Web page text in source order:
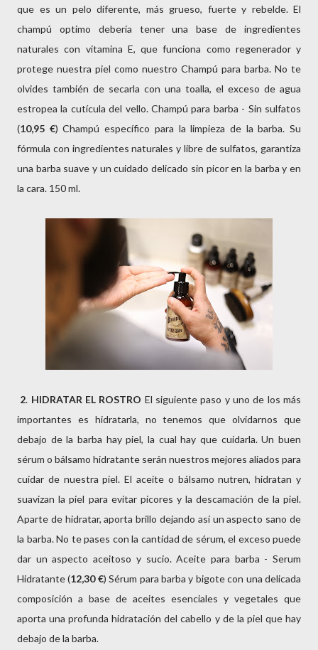
que es un pelo diferente, más grueso, fuerte y rebelde. El
champú optimo debería tener una base de ingredientes
naturales con vitamina E, que funciona como regenerador y
protege nuestra piel como nuestro Champú para barba. No te
olvides también de secarla con una toalla, el exceso de agua
estropea la cutícula del vello. Champú para barba - Sin sulfatos
(10,95 €) Champú específico para la limpieza de la barba. Su
fórmula con ingredientes naturales y libre de sulfatos, garantiza
una barba suave y un cuidado delicado sin picor en la barba y en
la cara. 150 ml.
2. HIDRATAR EL ROSTRO El siguiente paso y uno de los más
importantes es hidratarla, no tenemos que olvidarnos que
debajo de la barba hay piel, la cual hay que cuidarla. Un buen
sérum o bálsamo hidratante serán nuestros mejores aliados para
cuidar de nuestra piel. El aceite o bálsamo nutren, hidratan y
suavizan la piel para evitar picores y la descamación de la piel.
Aparte de hidratar, aporta brillo dejando así un aspecto sano de
la barba. No te pases con la cantidad de sérum, el exceso puede
dar un aspecto aceitoso y sucio. Aceite para barba - Serum
Hidratante (12,30 €) Sérum para barba y bigote con una delicada
composición a base de aceites esenciales y vegetales que
aporta una profunda hidratación del cabello y de la piel que hay
debajo de la barba.